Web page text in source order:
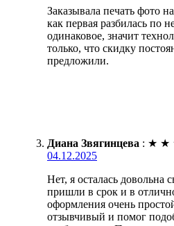
Заказывала печать фото
как первая разбилась по
одинаковое, значит
только, что скидку
предложили.
Диана Звягинцева : ★ ★
04.12.2025
Нет, я осталась довольна
пришли в срок и в
оформления очень
отзывчивый и помог